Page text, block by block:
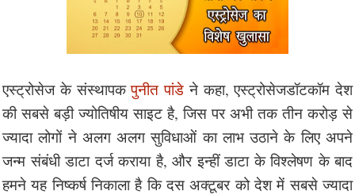
एस्ट्रोसेज के संस्थापकपुनीत पांडे ने कहा, एस्ट्रोसेजडॉटकॉम देश
की सबसे बड़ी ज्योतिषीय साइट है, जिस पर अभी तक तीन करोड़ से
ज्यादा लोगों ने अलग अलग सुविधाओं का लाभ उठाने के लिए अपने
जन्म संबंधी डाटा दर्ज कराया है, और इन्हीं डाटा के विश्लेषण के बाद
हमने यह निष्कर्ष निकाला है कि दस अक्टूबर को देश में सबसे ज्यादा